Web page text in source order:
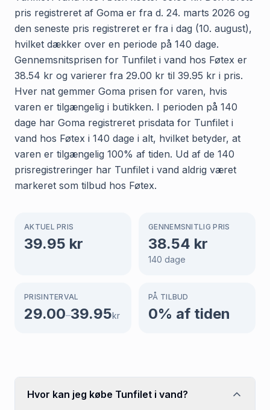
pris registreret af Goma er fra d. 24. marts 2026 og
den seneste pris registreret er fra i dag (10. august),
hvilket dækker over en periode på 140 dage.
Gennemsnitsprisen for Tunfilet i vand hos Føtex er
38.54 kr og varierer fra 29.00 kr til 39.95 kr i pris.
Hver nat gemmer Goma prisen for varen, hvis
varen er tilgængelig i butikken. I perioden på 140
dage har Goma registreret prisdata for Tunfilet i
vand hos Føtex i 140 dage i alt, hvilket betyder, at
varen er tilgængelig 100% af tiden. Ud af de 140
prisregistreringer har Tunfilet i vand aldrig været
markeret som tilbud hos Føtex.
AKTUEL PRIS
39.95 kr
GENNEMSNITLIG PRIS
38.54 kr
140 dage
PRISINTERVAL
29.00–39.95kr
PÅ TILBUD
0% af tiden
Hvor kan jeg købe Tunfilet i vand?